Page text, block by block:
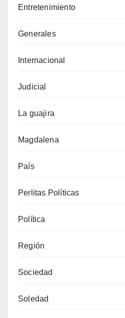
Entretenimiento
Generales
Internacional
Judicial
La guajira
Magdalena
País
Perlitas Políticas
Política
Región
Sociedad
Soledad